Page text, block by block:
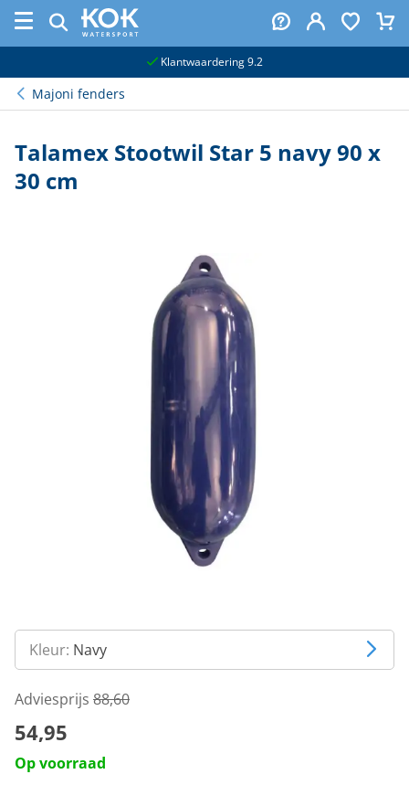
Klantwaardering 9.2
Majoni fenders
Talamex Stootwil Star 5 navy 90 x
30 cm
Kleur: Navy
Adviesprijs 88,60
54,95
Op voorraad